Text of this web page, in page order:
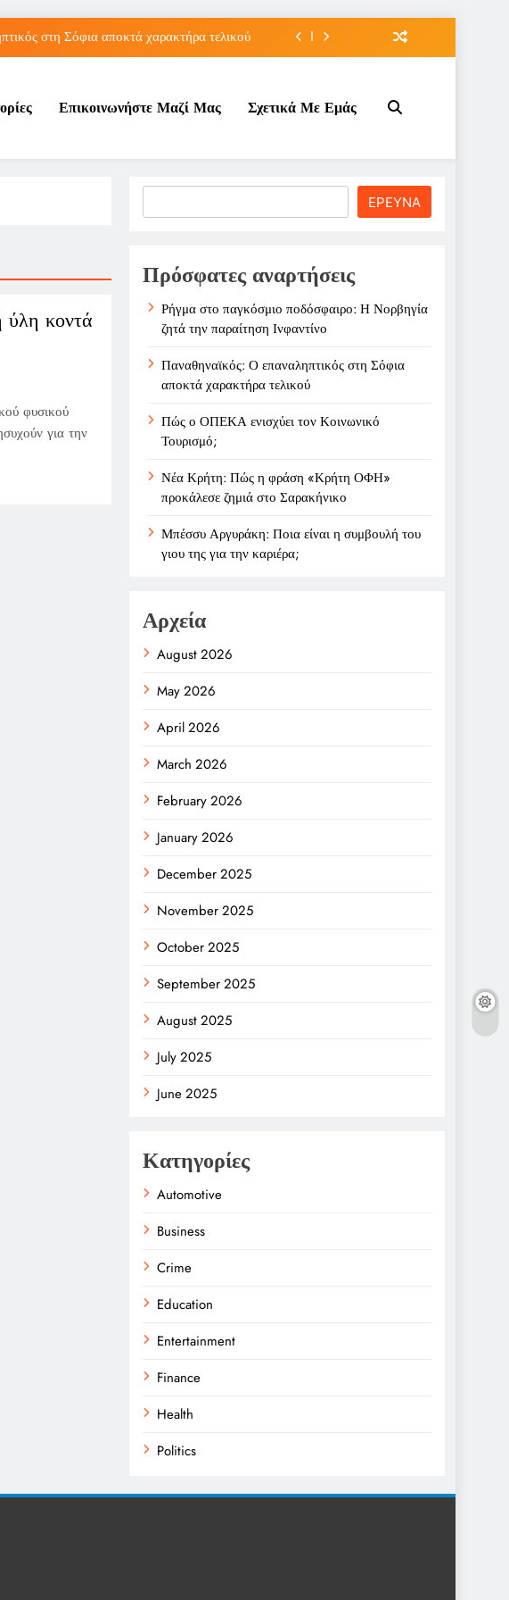
στη Σόφια αποκτά χαρακτήρα τελικού
ΟΦΗ» προκάλεσε ζημιά στο Σαρακήνικο
στη Σόφια αποκτά χαρακτήρα τελικού
ο ΟΠΕΚΑ ενισχύει τον Κοινωνικό Τουρισμό;
Επικοινωνήστε Μαζί Μας Σχετικά Με Εμάς
ύλη κοντά
φυσικού
για την
ΕΡΕΥΝΑ
Πρόσφατες αναρτήσεις
Ρήγμα στο παγκόσμιο ποδόσφαιρο: Η Νορβηγία
ζητά την παραίτηση Ινφαντίνο
Παναθηναϊκός: Ο επαναληπτικός στη Σόφια
αποκτά χαρακτήρα τελικού
Πώς ο ΟΠΕΚΑ ενισχύει τον Κοινωνικό
Τουρισμό;
Νέα Κρήτη: Πώς η φράση «Κρήτη ΟΦΗ»
προκάλεσε ζημιά στο Σαρακήνικο
Μπέσσυ Αργυράκη: Ποια είναι η συμβουλή του
γιου της για την καριέρα;
Αρχεία
August 2026
May 2026
April 2026
March 2026
February 2026
January 2026
December 2025
November 2025
October 2025
September 2025
August 2025
July 2025
June 2025
Κατηγορίες
Automotive
Business
Crime
Education
Entertainment
Finance
Health
Politics